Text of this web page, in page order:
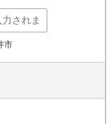
市